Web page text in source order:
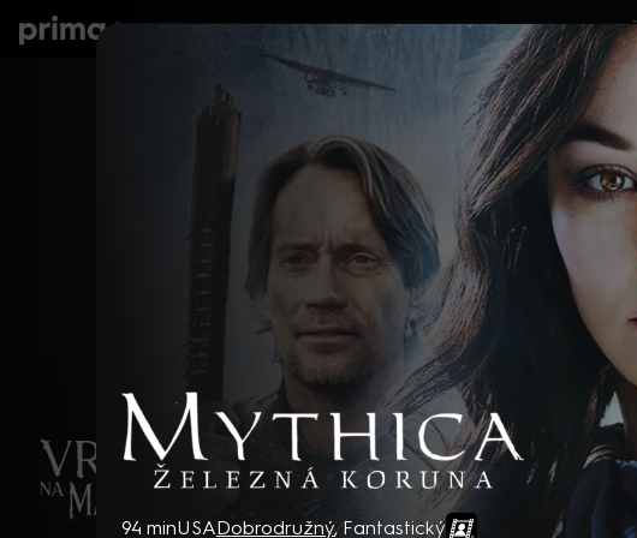
Seriály Filmy Děti Zprávy Novinky
Mythica: Železná koruna
94 minUSADobrodružný, Fantastický
prima+